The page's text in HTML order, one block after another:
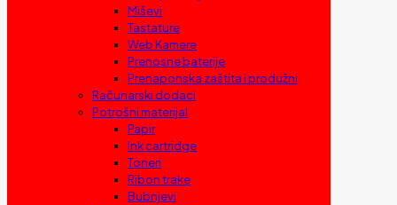
Miševi
Tastature
Web Kamere
Prenosne baterije
Prenaponska zaštita i produžni
Računarski dodaci
Potrošni materijal
Papir
Ink cartridge
Toneri
Ribon trake
Bubnjevi